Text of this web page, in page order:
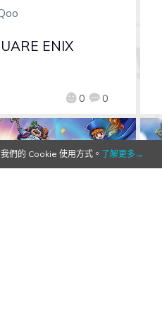
0 0
ENIX
們的 Cookie 使用方式。 了解更多→